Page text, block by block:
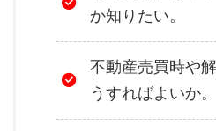
か知りたい。
不動産売買時や
うすればよいか。